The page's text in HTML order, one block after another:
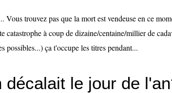
Vous trouvez pas que la mort est vendeuse en ce
catastrophe à coup de dizaine/centaine/millier de
possibles...) ça t'occupe les titres pendant...
décalait le jour de